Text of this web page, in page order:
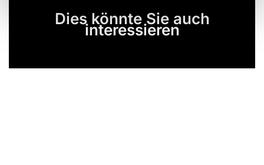
Dies könnte Sie auch
interessieren